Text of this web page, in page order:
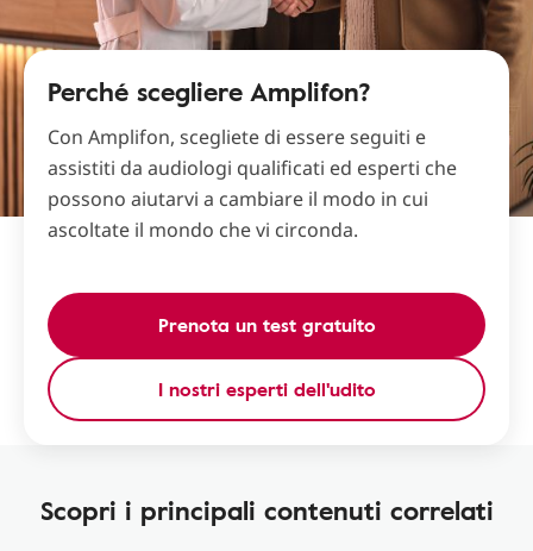
Perché scegliere Amplifon?
Con Amplifon, scegliete di essere seguiti e
assistiti da audiologi qualificati ed esperti che
possono aiutarvi a cambiare il modo in cui
ascoltate il mondo che vi circonda.
Prenota un test gratuito
I nostri esperti dell'udito
Scopri i principali contenuti correlati